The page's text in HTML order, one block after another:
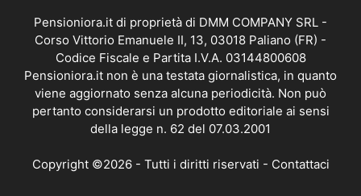
Pensioniora.it di proprietà di DMM COMPANY SRL -
Corso Vittorio Emanuele II, 13, 03018 Paliano (FR) -
Codice Fiscale e Partita I.V.A. 03144800608
Pensioniora.it non è una testata giornalistica, in quanto
viene aggiornato senza alcuna periodicità. Non può
pertanto considerarsi un prodotto editoriale ai sensi
della legge n. 62 del 07.03.2001
Copyright ©2026 - Tutti i diritti riservati - Contattaci